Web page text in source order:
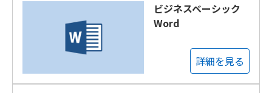
ビジネスベーシック
Word
詳細を見る